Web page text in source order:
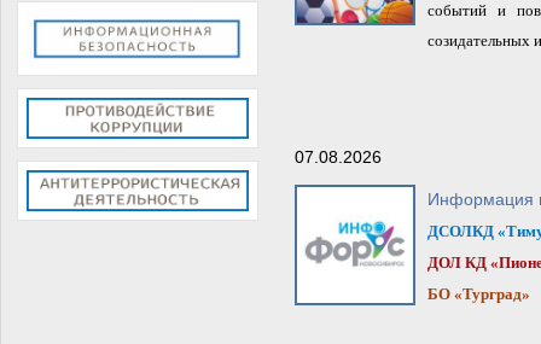
событий и
созидательных
07.08.2026
Информация
ДСОЛКД
ДОЛ КД
БО «Турград»